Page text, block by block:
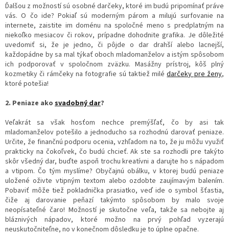
Ďalšou z možností sú osobné darčeky, ktoré im budú pripomínať práve
vás. O čo ide? Pokiaľ sú moderným párom a milujú surfovanie na
internete, zaistite im doménu na spoločné meno s predplatným na
niekoľko mesiacov či rokov, prípadne dohodnite grafika. Je dôležité
uvedomiť si, že je jedno, či pôjde o dar drahší alebo lacnejší,
každopádne by sa mal týkať oboch mladomanželov a istým spôsobom
ich podporovať v spoločnom zväzku. Masážny prístroj, kôš plný
kozmetiky či rámčeky na fotografie sú taktiež milédarčeky pre ženy,
ktoré potešia!
2. Peniaze ako svadobný dar?
Veľakrát sa však hosťom nechce premýšľať, čo by asi tak
mladomanželov potešilo a jednoducho sa rozhodnú darovať peniaze.
Určite, že finančnú podporu ocenia, vzhľadom na to, že ju môžu využiť
prakticky na čokoľvek, čo budú chcieť. Ak ste sa rozhodli pre takýto
skôr všedný dar, buďte aspoň trochu kreatívni a darujte ho s nápadom
a vtipom. Čo tým myslíme? Obyčajnú obálku, v ktorej budú peniaze
uložené oživte vtipným textom alebo ozdobte zaujímavým balením.
Pobaviť môže tiež pokladnička prasiatko, veď ide o symbol šťastia,
čiže aj darovanie peňazí takýmto spôsobom by malo svoje
neopísateľné čaro! Možností je skutočne veľa, takže sa nebojte aj
bláznivých nápadov, ktoré možno na prvý pohľad vyzerajú
neuskutočniteľne, no v konečnom dôsledku je to úplne opačne.